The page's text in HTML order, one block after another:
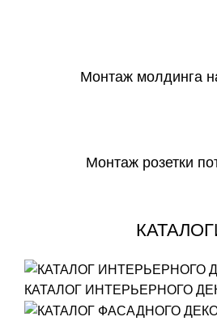
Монтаж молдинга
Монтаж розетки
КАТАЛОГ ИНТЕРЬЕРНОГО